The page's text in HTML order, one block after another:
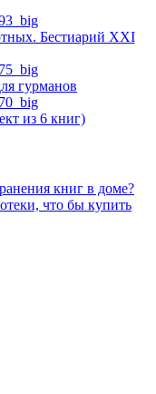
Бестиарий XXI
гурманов
из 6 книг)
книг в доме?
что бы купить